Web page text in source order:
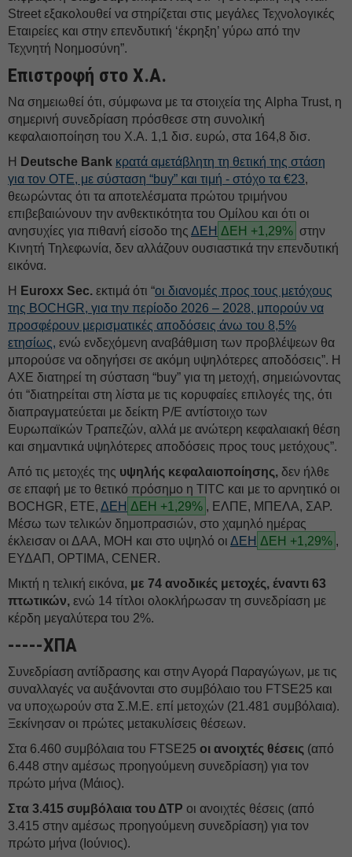
Street εξακολουθεί να στηρίζεται στις μεγάλες Τεχνολογικές
Εταιρείες και στην επενδυτική ‘έκρηξη’ γύρω από την
Τεχνητή Νοημοσύνη”.
Επιστροφή στο Χ.Α.
Να σημειωθεί ότι, σύμφωνα με τα στοιχεία της Alpha Trust, η
σημερινή συνεδρίαση πρόσθεσε στη συνολική
κεφαλαιοποίηση του Χ.Α. 1,1 δισ. ευρώ, στα 164,8 δισ.
Η Deutsche Bank κρατά αμετάβλητη τη θετική της στάση
για τον ΟΤΕ, με σύσταση “buy” και τιμή - στόχο τα €23,
θεωρώντας ότι τα αποτελέσματα πρώτου τριμήνου
επιβεβαιώνουν την ανθεκτικότητα του Ομίλου και ότι οι
ανησυχίες για πιθανή είσοδο της ΔΕΗ ΔΕΗ +1,29% στην
Κινητή Τηλεφωνία, δεν αλλάζουν ουσιαστικά την επενδυτική
εικόνα.
Η Euroxx Sec. εκτιμά ότι “οι διανομές προς τους μετόχους
της BOCHGR, για την περίοδο 2026 – 2028, μπορούν να
προσφέρουν μερισματικές αποδόσεις άνω του 8,5%
ετησίως, ενώ ενδεχόμενη αναβάθμιση των προβλέψεων θα
μπορούσε να οδηγήσει σε ακόμη υψηλότερες αποδόσεις”. Η
ΑΧΕ διατηρεί τη σύσταση “buy” για τη μετοχή, σημειώνοντας
ότι “διατηρείται στη λίστα με τις κορυφαίες επιλογές της, ότι
διαπραγματεύεται με δείκτη P/E αντίστοιχο των
Ευρωπαϊκών Τραπεζών, αλλά με ανώτερη κεφαλαιακή θέση
και σημαντικά υψηλότερες αποδόσεις προς τους μετόχους”.
Από τις μετοχές της υψηλής κεφαλαιοποίησης, δεν ήλθε
σε επαφή με το θετικό πρόσημο η TITC και με το αρνητικό οι
BOCHGR, ΕΤΕ, ΔΕΗ ΔΕΗ +1,29% , ΕΛΠΕ, ΜΠΕΛΑ, ΣΑΡ.
Μέσω των τελικών δημοπρασιών, στο χαμηλό ημέρας
έκλεισαν οι ΔΑΑ, ΜΟΗ και στο υψηλό οι ΔΕΗ ΔΕΗ +1,29% ,
ΕΥΔΑΠ, OPTIMA, CENER.
Μικτή η τελική εικόνα, με 74 ανοδικές μετοχές, έναντι 63
πτωτικών, ενώ 14 τίτλοι ολοκλήρωσαν τη συνεδρίαση με
κέρδη μεγαλύτερα του 2%.
-----ΧΠΑ
Συνεδρίαση αντίδρασης και στην Αγορά Παραγώγων, με τις
συναλλαγές να αυξάνονται στο συμβόλαιο του FTSE25 και
να υποχωρούν στα Σ.Μ.Ε. επί μετοχών (21.481 συμβόλαια).
Ξεκίνησαν οι πρώτες μετακυλίσεις θέσεων.
Στα 6.460 συμβόλαια του FTSE25 οι ανοιχτές θέσεις (από
6.448 στην αμέσως προηγούμενη συνεδρίαση) για τον
πρώτο μήνα (Μάιος).
Στα 3.415 συμβόλαια του ΔΤΡ οι ανοιχτές θέσεις (από
3.415 στην αμέσως προηγούμενη συνεδρίαση) για τον
πρώτο μήνα (Ιούνιος).